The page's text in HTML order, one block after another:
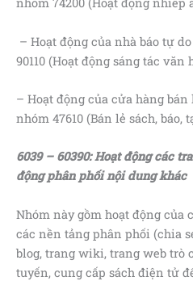
– Hoạt động của nhà báo tự
90110 (Hoạt động sáng tác
– Hoạt động của cửa hàng
nhóm 47610 (Bán lẻ sách, báo,
6039 – 60390: Hoạt động các
động phân phối nội dung khác
Nhóm này gồm hoạt động của
các nền tảng phân phối (chia
blog, trang wiki, trang web
tuyến, cung cấp sách điện tử